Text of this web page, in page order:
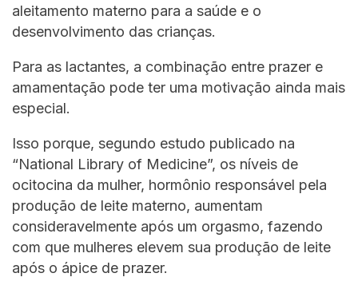
aleitamento materno para a saúde e o
desenvolvimento das crianças.
Para as lactantes, a combinação entre prazer e
amamentação pode ter uma motivação ainda mais
especial.
Isso porque, segundo estudo publicado na
“National Library of Medicine”, os níveis de
ocitocina da mulher, hormônio responsável pela
produção de leite materno, aumentam
consideravelmente após um orgasmo, fazendo
com que mulheres elevem sua produção de leite
após o ápice de prazer.